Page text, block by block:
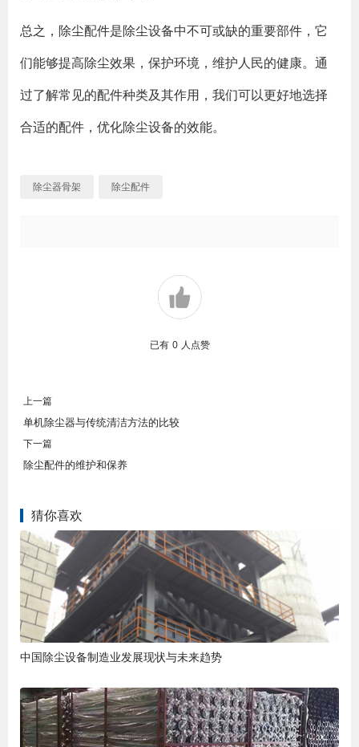
总之，除尘配件是除尘设备中不可或缺的重要部件，它
们能够提高除尘效果，保护环境，维护人民的健康。通
过了解常见的配件种类及其作用，我们可以更好地选择
合适的配件，优化除尘设备的效能。
除尘器骨架 除尘配件
已有 0 人点赞
上一篇
单机除尘器与传统清洁方法的比较
下一篇
除尘配件的维护和保养
猜你喜欢
中国除尘设备制造业发展现状与未来趋势